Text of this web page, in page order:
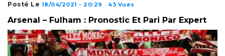
Posté Le 18/04/2021 - 20:29 43 Vues
Arsenal – Fulham : Pronostic Et Pari Par Expert